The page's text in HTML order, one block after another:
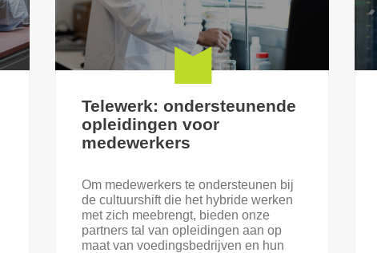
Telewerk: ondersteunende
opleidingen voor
medewerkers
Om medewerkers te ondersteunen bij
de cultuurshift die het hybride werken
met zich meebrengt, bieden onze
partners tal van opleidingen aan op
maat van voedingsbedrijven en hun